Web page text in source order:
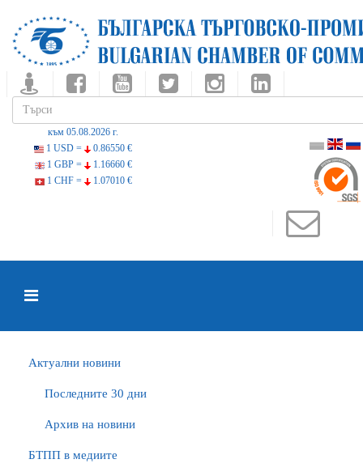
към 05.08.2026 г.
1 USD =
0.86550 €
1 GBP =
1.16660 €
1 CHF =
1.07010 €
Актуални новини
Последните 30 дни
Архив на новини
БTПП в медиите